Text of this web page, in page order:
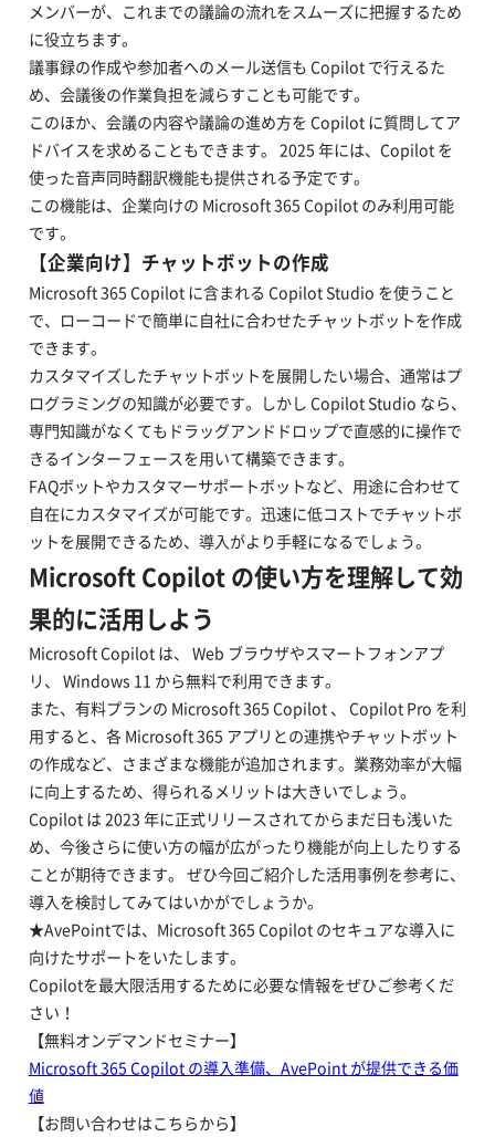
メンバーが、これまでの議論の流れをスムーズに把握するため
に役立ちます。
議事録の作成や参加者へのメール送信も Copilot で行えるた
め、会議後の作業負担を減らすことも可能です。
このほか、会議の内容や議論の進め方を Copilot に質問してア
ドバイスを求めることもできます。 2025 年には、Copilot を
使った音声同時翻訳機能も提供される予定です。
この機能は、企業向けの Microsoft 365 Copilot のみ利用可能
です。
【企業向け】チャットボットの作成
Microsoft 365 Copilot に含まれる Copilot Studio を使うこと
で、ローコードで簡単に自社に合わせたチャットボットを作成
できます。
カスタマイズしたチャットボットを展開したい場合、通常はプ
ログラミングの知識が必要です。しかし Copilot Studio なら、
専門知識がなくてもドラッグアンドドロップで直感的に操作で
きるインターフェースを用いて構築できます。
FAQボットやカスタマーサポートボットなど、用途に合わせて
自在にカスタマイズが可能です。迅速に低コストでチャットボ
ットを展開できるため、導入がより手軽になるでしょう。
Microsoft Copilot の使い方を理解して効
果的に活用しよう
Microsoft Copilot は、 Web ブラウザやスマートフォンアプ
リ、 Windows 11 から無料で利用できます。
また、有料プランの Microsoft 365 Copilot 、 Copilot Pro を利
用すると、各 Microsoft 365 アプリとの連携やチャットボット
の作成など、さまざまな機能が追加されます。業務効率が大幅
に向上するため、得られるメリットは大きいでしょう。
Copilot は 2023 年に正式リリースされてからまだ日も浅いた
め、今後さらに使い方の幅が広がったり機能が向上したりする
ことが期待できます。 ぜひ今回ご紹介した活用事例を参考に、
導入を検討してみてはいかがでしょうか。
★AvePointでは、Microsoft 365 Copilot のセキュアな導入に
向けたサポートをいたします。
Copilotを最大限活用するために必要な情報をぜひご参考くだ
さい！
【無料オンデマンドセミナー】
Microsoft 365 Copilot の導入準備、AvePoint が提供できる価
値
【お問い合わせはこちらから】